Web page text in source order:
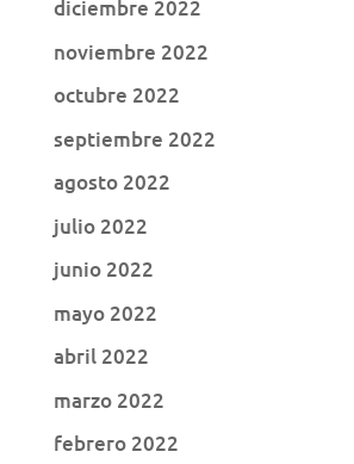
diciembre 2022
noviembre 2022
octubre 2022
septiembre 2022
agosto 2022
julio 2022
junio 2022
mayo 2022
abril 2022
marzo 2022
febrero 2022